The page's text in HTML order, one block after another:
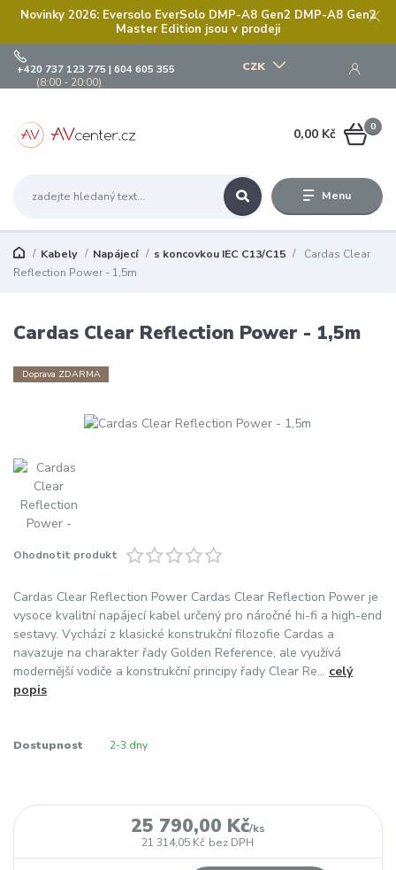
Novinky 2026: Eversolo EverSolo DMP-A8 Gen2 DMP-A8 Gen2
Master Edition jsou v prodeji
Menu
CZK
+420 737 123 775 | 604 605 355
(8:00 - 20:00)
0
0,00 Kč
Kabely Napájecí s koncovkou IEC C13/C15
Cardas Clear
Reflection Power - 1,5m
Cardas Clear Reflection Power - 1,5m
Doprava ZDARMA
Ohodnotit produkt
Cardas Clear Reflection Power Cardas Clear Reflection Power je
vysoce kvalitní napájecí kabel určený pro náročné hi-fi a high-end
sestavy. Vychází z klasické konstrukční filozofie Cardas a
navazuje na charakter řady Golden Reference, ale využívá
modernější vodiče a konstrukční principy řady Clear Re... celý
popis
Dostupnost 2-3 dny
25 790,00 Kč/ks
21 314,05 Kč bez DPH